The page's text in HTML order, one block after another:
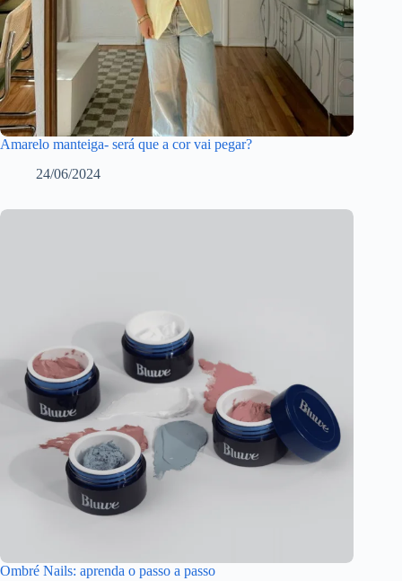
Amarelo manteiga- será que a cor vai pegar?
24/06/2024
Ombré Nails: aprenda o passo a passo